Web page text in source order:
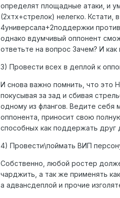
определят площадные атаки, и
(2хтх+стрелок) нелегко.
4универсала+2поддержки
однако вдумчивый оппонент
ответьте на вопрос Зачем? И
3) Провести всех в деплой к
И снова важно помнить, что это
покусывая за зад и сбивая
одному из флангов. Ведите себя
оппонента, приносит свою
способных как поддержать друг
4) Провести\поймать ВИП
Собственно, любой ростер
чарджить, а так же применять
а адвансдеплой и прочие